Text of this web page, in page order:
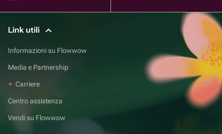
Link utili
Informazioni su Flowwow
Media e Partnership
Carriere
Centro assistenza
Vendi su Flowwow